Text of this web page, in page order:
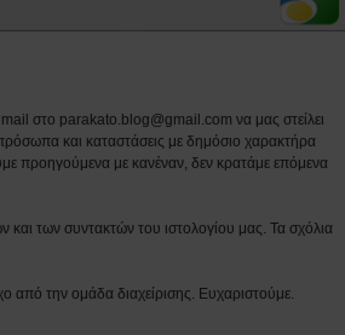
mail στο parakato.blog@gmail.com να μας στείλει
και καταστάσεις με δημόσιο χαρακτήρα
προηγούμενα με κανέναν, δεν κρατάμε επόμενα
και των συντακτών του ιστολογίου μας. Τα σχόλια
από την ομάδα διαχείρισης. Ευχαριστούμε.